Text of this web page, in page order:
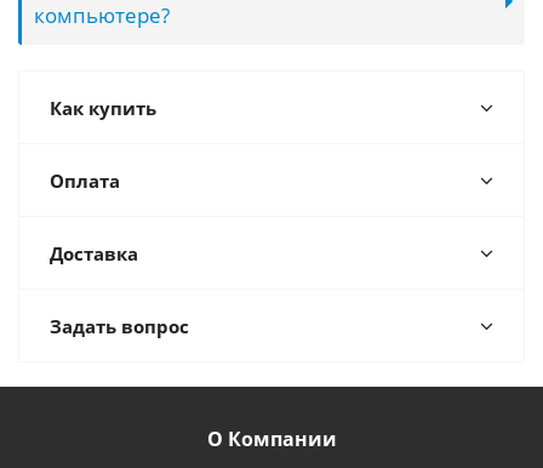
компьютере?
Как купить
Оплата
Доставка
Задать вопрос
О Компании